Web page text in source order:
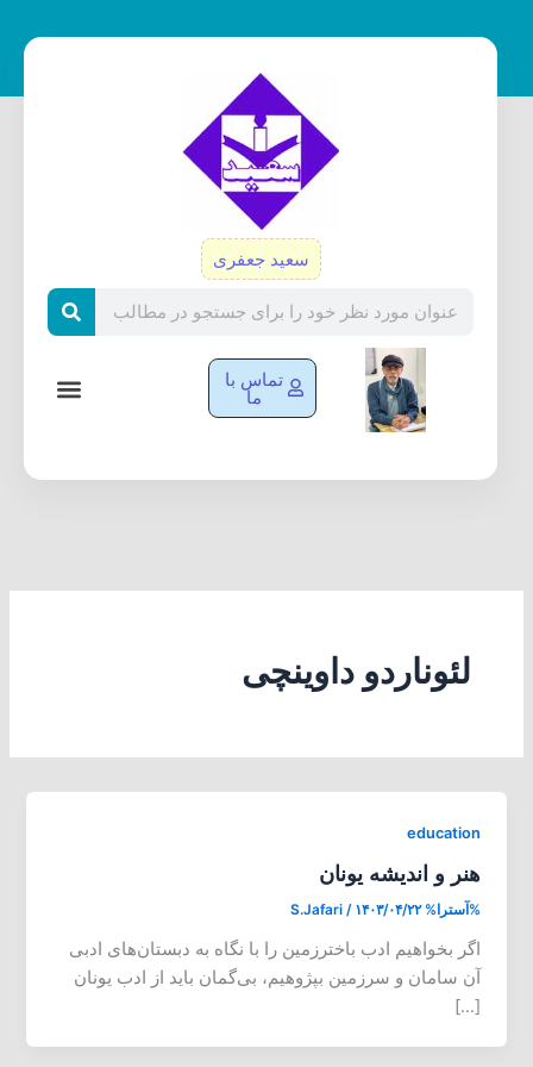
سعید جعفری
تماس با
ما
لئوناردو داوینچی
education
هنر و اندیشه یونان
%آسترا% S.Jafari / ۱۴۰۳/۰۴/۲۲
اگر بخواهیم ادب باخترزمین را با نگاه به دبستان‌های ادبی
آن سامان و سرزمین بپژوهیم، بی‌گمان باید از ادب یونان
[…]